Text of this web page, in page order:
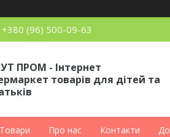
+380 (96) 500-09-63
ПРОМ - Інтернет
товарів для дітей та
Товари Про нас Контакти